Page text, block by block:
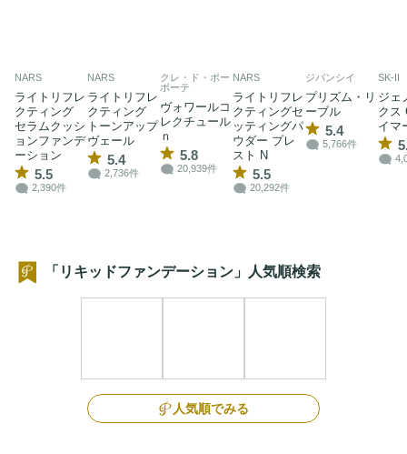
NARS
ライトリフレ
クティング
セラムクッシ
ョンファンデ
ーション
5.5
2,390件
NARS
ライトリフレ
クティング
トーンアップ
ヴェール
5.4
2,736件
クレ・ド・ポー
ボーテ
ヴォワールコ
レクチュール
ｎ
5.8
20,939件
NARS
ライトリフレ
クティングセ
ッティングパ
ウダー プレ
スト N
5.5
20,292件
ジバンシイ
プリズム・リ
ーブル
5.4
5,766件
SK-II
ジェ
クス
イマ
「リキッドファンデーション」人気順検索
人気順でみる